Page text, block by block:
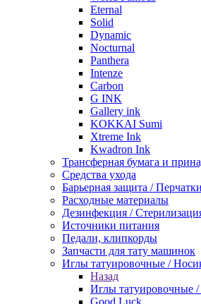
Eternal
Solid
Dynamic
Nocturnal
Panthera
Intenze
Carbon
G INK
Gallery ink
KOKKAI Sumi
Xtreme Ink
Kwadron Ink
Трансферная бумага и
Средства ухода
Барьерная защита / Перчатки
Расходные материалы
Дезинфекция /
Источники питания
Педали, клипкорды
Запчасти для тату машинок
Иглы татуировочные /
Назад
Иглы татуировочные
Good Luck